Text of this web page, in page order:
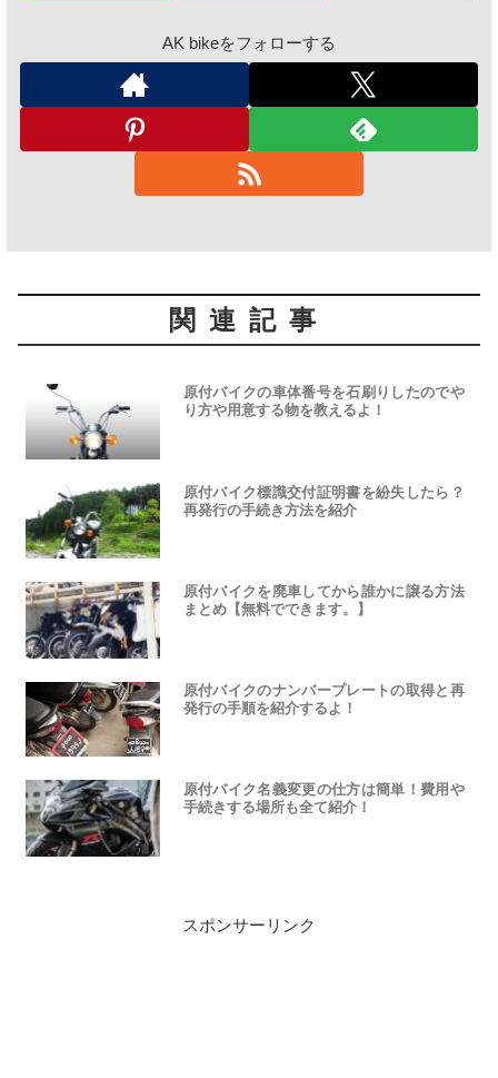
AK bikeをフォローする
関連記事
原付バイクの車体番号を石刷りしたのでや
り方や用意する物を教えるよ！
原付バイク標識交付証明書を紛失したら？
再発行の手続き方法を紹介
原付バイクを廃車してから誰かに譲る方法
まとめ【無料でできます。】
原付バイクのナンバープレートの取得と再
発行の手順を紹介するよ！
原付バイク名義変更の仕方は簡単！費用や
手続きする場所も全て紹介！
スポンサーリンク